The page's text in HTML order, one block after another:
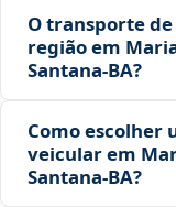
O transporte
região em
Santana‑BA?
Como escolher
veicular em
Santana‑BA?